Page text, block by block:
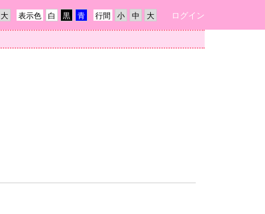
行間
表示色 ログイン